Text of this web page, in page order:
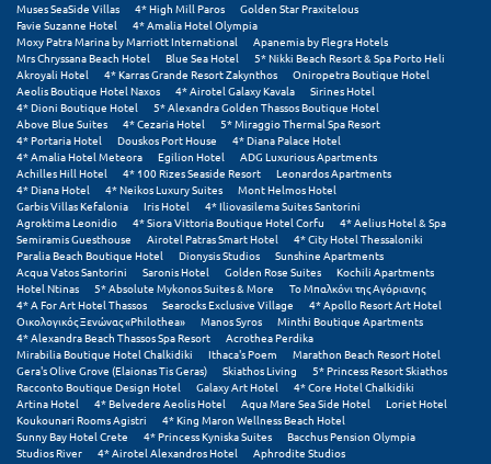
Φλώρινα
Φοινικούντα
Χ
Χαλκίδα
Χαλκιδική
Χανιά
Χερσόνησος
Χερσόνησος Άθως
Χίος
Χράνοι Μεσσηνίας
Ψ
Muses SeaSide Villas
4* High Mill Paros
Golden Star Praxitelous
Favie Suzanne Hotel
4* Amalia Hotel Olympia
Moxy Patra Marina by Marriott International
Apanemia by Flegra Hotels
Mrs Chryssana Beach Hotel
Blue Sea Hotel
5* Nikki Beach Resort & Spa Porto Heli
Akroyali Hotel
4* Karras Grande Resort Zakynthos
Oniropetra Boutique Hotel
Aeolis Boutique Hotel Naxos
4* Airotel Galaxy Kavala
Sirines Hotel
4* Dioni Boutique Hotel
5* Alexandra Golden Thassos Boutique Hotel
Above Blue Suites
4* Cezaria Hotel
5* Miraggio Thermal Spa Resort
4* Portaria Hotel
Douskos Port House
4* Diana Palace Hotel
4* Amalia Hotel Meteora
Egilion Hotel
ADG Luxurious Apartments
Achilles Hill Hotel
4* 100 Rizes Seaside Resort
Leonardos Apartments
4* Diana Hotel
4* Neikos Luxury Suites
Mont Helmos Hotel
Garbis Villas Kefalonia
Iris Hotel
4* Iliovasilema Suites Santorini
Agroktima Leonidio
4* Siora Vittoria Boutique Hotel Corfu
4* Aelius Hotel & Spa
Semiramis Guesthouse
Airotel Patras Smart Hotel
4* City Hotel Thessaloniki
Paralia Beach Boutique Hotel
Dionysis Studios
Sunshine Apartments
Acqua Vatos Santorini
Saronis Hotel Golden Rose Suites
Kochili Apartments
Hotel Ntinas
5* Absolute Mykonos Suites & More
Το Μπαλκόνι της Αγόριανης
4* A For Art Hotel Thassos
Searocks Exclusive Village
4* Apollo Resort Art Hotel
Οικολογικός Ξενώνας «Philothea»
Manos Syros
Minthi Boutique Apartments
4* Alexandra Beach Thassos Spa Resort
Acrothea Perdika
Mirabilia Boutique Hotel Chalkidiki
Ithaca's Poem
Marathon Beach Resort Hotel
Gera's Olive Grove (Elaionas Tis Geras)
Skiathos Living
5* Princess Resort Skiathos
Racconto Boutique Design Hotel
Galaxy Art Hotel
4* Core Hotel Chalkidiki
Artina Hotel
4* Belvedere Aeolis Hotel Aqua Mare Sea Side Hotel
Loriet Hotel
Koukounari Rooms Agistri
4* King Maron Wellness Beach Hotel
Sunny Bay Hotel Crete
4* Princess Kyniska Suites
Bacchus Pension Olympia
Studios River
4* Airotel Alexandros Hotel
Aphrodite Studios